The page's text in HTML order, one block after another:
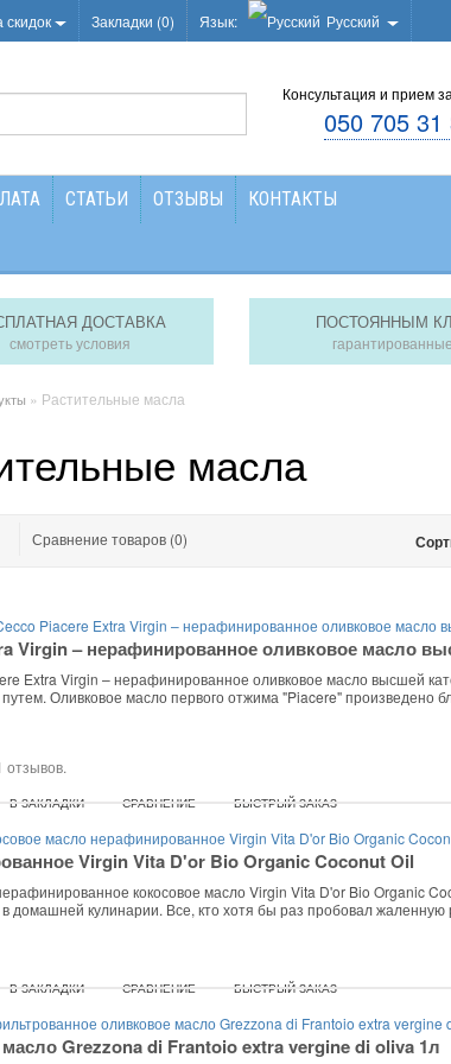
Закладки (0) Язык: Русский
Консультация и прием
050 705 31
СТАТЬИ ОТЗЫВЫ КОНТАКТЫ
ДОСТАВКА
смотреть условия
ПОСТОЯННЫМ
» Растительные масла
масла
Сравнение товаров (0)
Virgin – нерафинированное оливковое масло
Extra Virgin – нерафинированное оливковое масло высшей
Оливковое масло первого отжима "Piacere" произведено
В ЗАКЛАДКИ СРАВНЕНИЕ БЫСТРЫЙ ЗАКАЗ
Virgin Vita D'or Bio Organic Coconut Oil
кокосовое масло Virgin Vita D'or Bio Organic
домашней кулинарии. Все, кто хотя бы раз пробовал
В ЗАКЛАДКИ СРАВНЕНИЕ БЫСТРЫЙ ЗАКАЗ
Grezzona di Frantoio extra vergine di oliva 1л